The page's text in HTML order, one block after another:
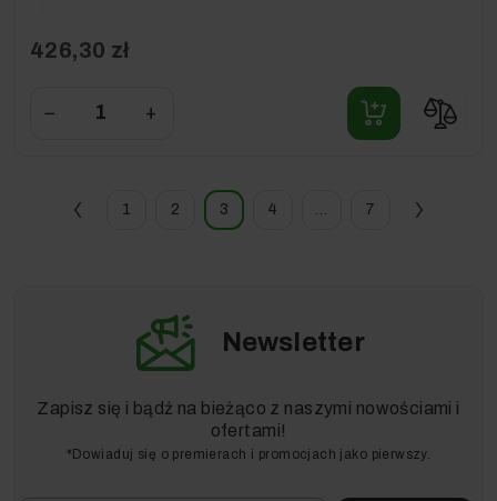
426,30 zł
− +
1 2 3 4 … 7
Newsletter
Zapisz się i bądź na bieżąco z naszymi nowościami i
ofertami!
*Dowiaduj się o premierach i promocjach jako pierwszy.